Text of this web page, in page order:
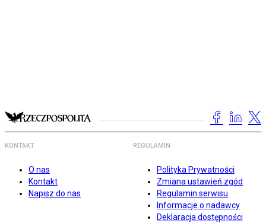
KONTAKT
O nas
Kontakt
Napisz do nas
REGULAMIN
Polityka Prywatności
Zmiana ustawień zgód
Regulamin serwisu
Informacje o nadawcy
Deklaracja dostępności